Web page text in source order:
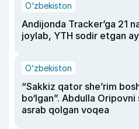
O‘zbekiston
Andijonda Tracker’ga 21
joylab, YTH sodir etgan
O‘zbekiston
“Sakkiz qator she’rim
bo‘lgan”. Abdulla
asrab qolgan voqea